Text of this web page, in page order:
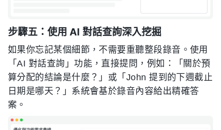
步驟五：使用 AI 對話查詢深入挖掘
如果你忘記某個細節，不需要重聽整段錄音。使用
「AI 對話查詢」功能，直接提問，例如：「關於預
算分配的結論是什麼？」或「John 提到的下週截止
日期是哪天？」系統會基於錄音內容給出精確答
案。